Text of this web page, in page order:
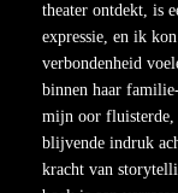
theater ontdekt, is
expressie, en ik
verbondenheid
binnen haar
mijn oor fluisterde,
blijvende indruk
kracht van